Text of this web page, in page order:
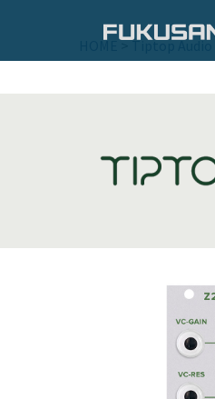
テ
HOME >Tiptop Audio